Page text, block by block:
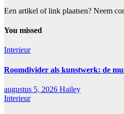
Een artikel of link plaatsen? Neem
You missed
Interieur
Roomdivider als kunstwerk: de
augustus 5, 2026 Hailey
Interieur